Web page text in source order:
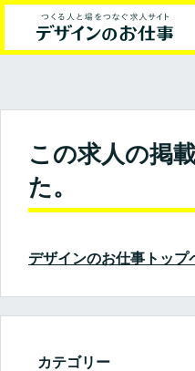
この求人の掲
た。
デザインのお仕事トップ
カテゴリー